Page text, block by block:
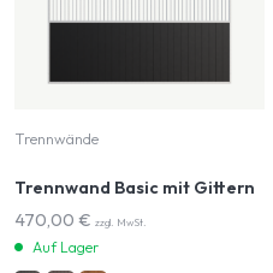
Trennwände
Trennwand Basic mit Gittern
470,00 € zzgl. MwSt.
Auf Lager